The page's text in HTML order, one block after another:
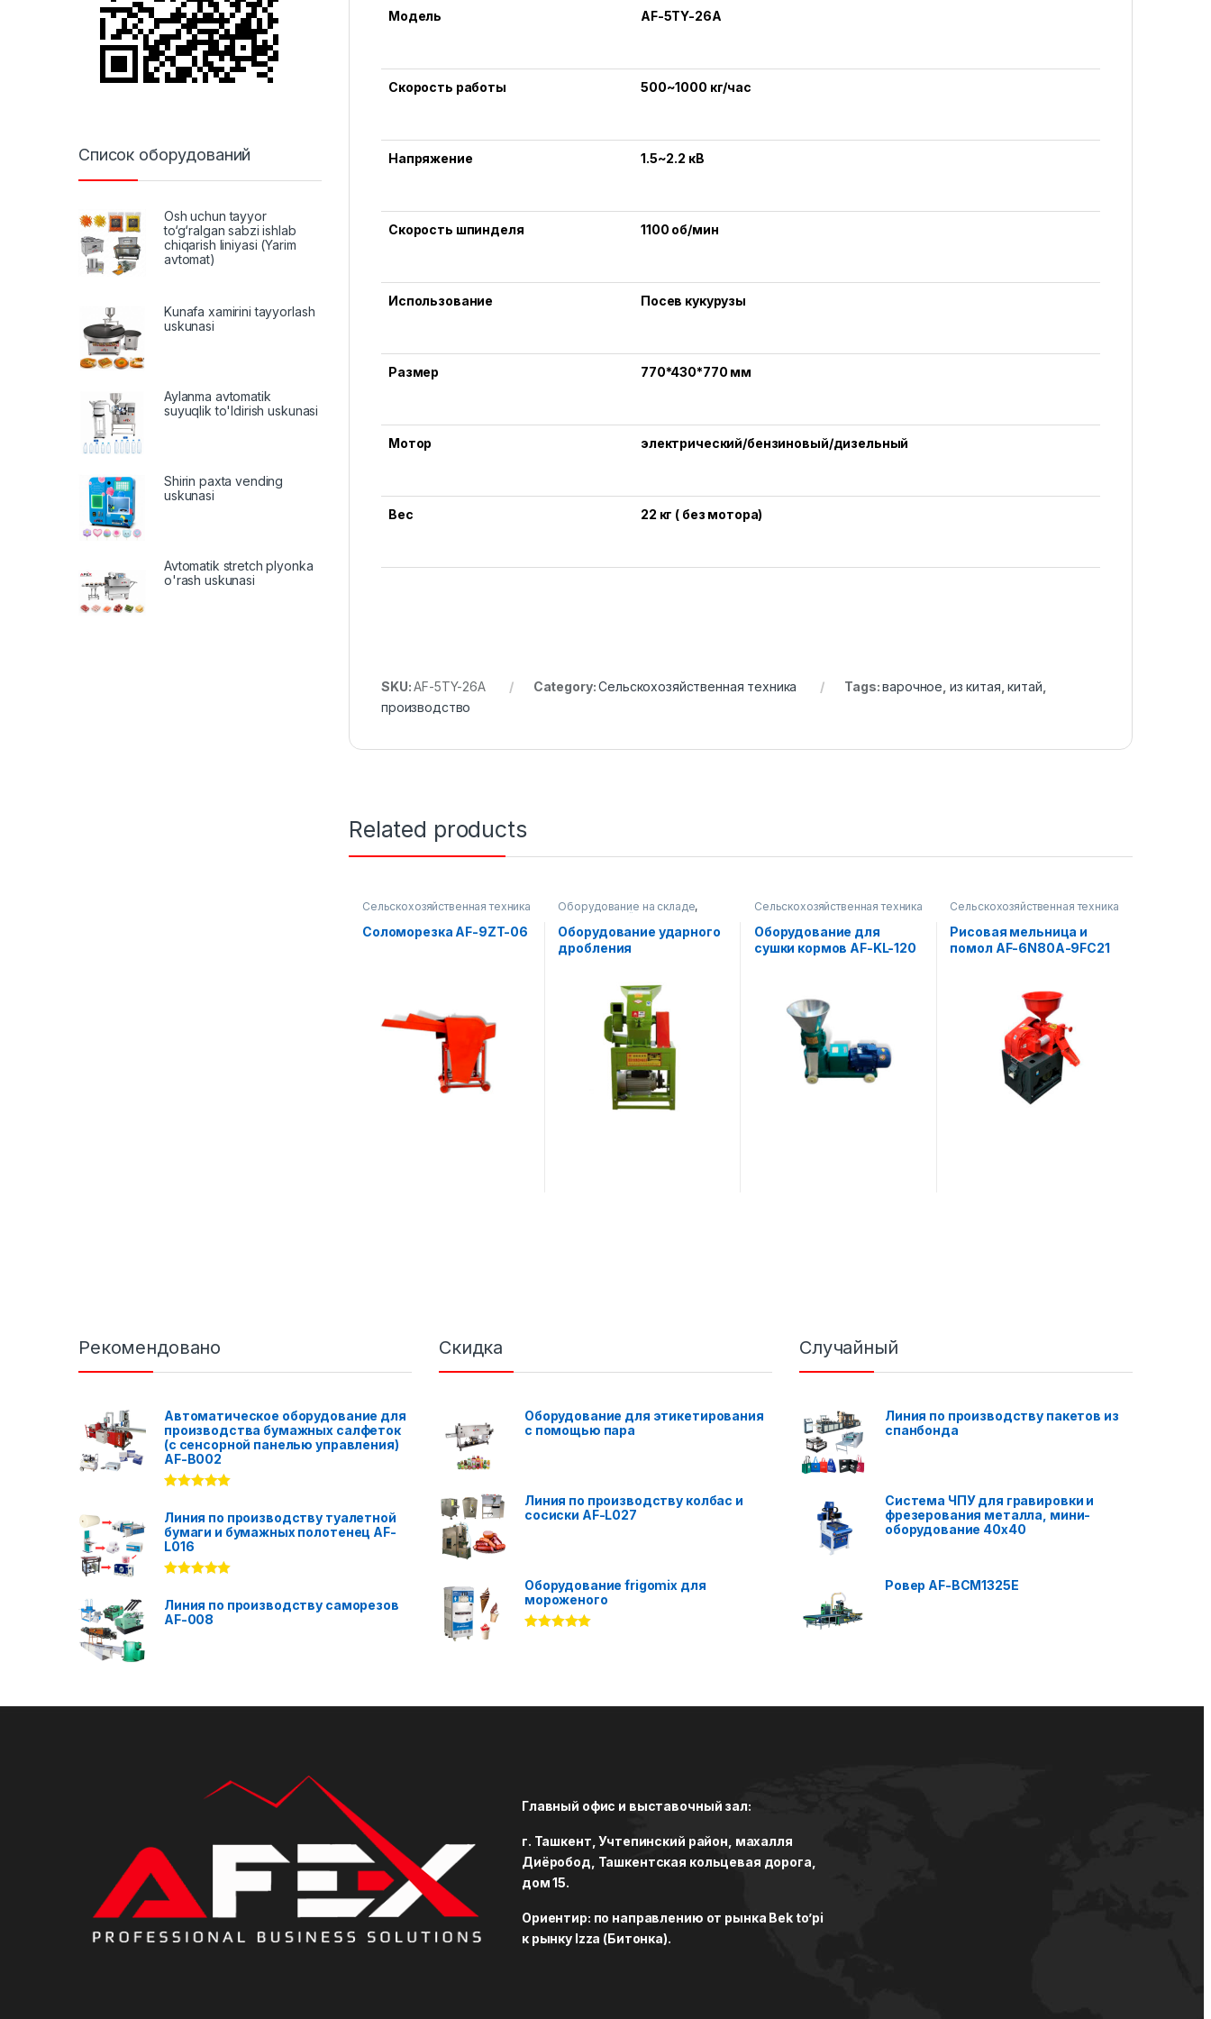
Модель AF-5TY-26A
Скорость работы 500~1000 кг/час
Напряжение 1.5~2.2 кВ
Скорость шпинделя 1100 об/мин
Использование Посев кукурузы
Размер 770*430*770 мм
Мотор электрический/бензиновый/дизельный
Вес 22 кг ( без мотора)
SKU:AF-5TY-26A Category:Сельскохозяйственная техника Tags:варочное из китая ,китай
производство
Related products
Сельскохозяйственная техника
Соломорезка AF-9ZT-06
Оборудование на складе,
Сельскохозяйственная техника
Оборудование ударного
дробления
Сельскохозяйственная техника
Оборудование для
сушки кормов AF-KL-120
Сельскохозяйственная техника
Рисовая мельница и
помол AF-6N80A-9FC21
Список оборудований
Osh uchun tayyor
to‘g‘ralgan sabzi ishlab
chiqarish liniyasi (Yarim
avtomat)
Kunafa xamirini tayyorlash
uskunasi
Aylanma avtomatik
suyuqlik to'ldirish uskunasi
Shirin paxta vending
uskunasi
Avtomatik stretch plyonka
o'rash uskunasi
Рекомендовано
Автоматическое оборудование для
производства бумажных салфеток
(с сенсорной панелью управления)
AF-B002
out of 5
Линия по производству туалетной
бумаги и бумажных полотенец AF-
L016
out of 5
Линия по производству саморезов
AF-008
Скидка
Оборудование для этикетирования
с помощью пара
Линия по производству колбас и
сосиски AF-L027
Оборудование frigomix для
мороженого
Случайный
Линия по производству пакетов из
спанбонда
Система ЧПУ для гравировки и
фрезерования металла, мини-
оборудование 40x40
Ровер AF-BCM1325E
Главный офис и выставочный зал:
г. Ташкент, Учтепинский район, махалля
Диёробод, Ташкентская кольцевая дорога,
дом 15.
Ориентир: по направлению от рынка Bek to’pi
к рынку Izza (Битонка).